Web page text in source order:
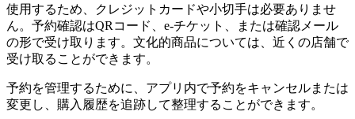
使用するため、クレジットカードや小切手は必要ありませ
ん。予約確認はQRコード、e-チケット、または確認メール
の形で受け取ります。文化的商品については、近くの店舗で
受け取ることができます。
予約を管理するために、アプリ内で予約をキャンセルまたは
変更し、購入履歴を追跡して整理することができます。